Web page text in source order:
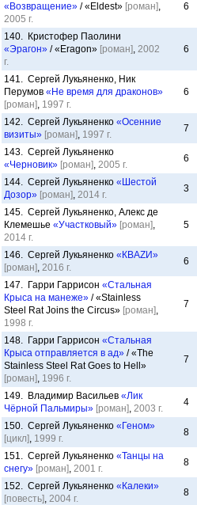
«Возвращение» / «Eldest» [роман],
2005 г.
6
140. Кристофер Паолини
«Эрагон» / «Eragon» [роман], 2002
г.
6
141. Сергей Лукьяненко, Ник
Перумов «Не время для драконов»
[роман], 1997 г.
6
142. Сергей Лукьяненко «Осенние
визиты» [роман], 1997 г.
7
143. Сергей Лукьяненко
«Черновик» [роман], 2005 г.
6
144. Сергей Лукьяненко «Шестой
Дозор» [роман], 2014 г.
3
145. Сергей Лукьяненко, Алекс де
Клемешье «Участковый» [роман],
2014 г.
5
146. Сергей Лукьяненко «КВАZИ»
[роман], 2016 г.
6
147. Гарри Гаррисон «Стальная
Крыса на манеже» / «Stainless
Steel Rat Joins the Circus» [роман],
1998 г.
7
148. Гарри Гаррисон «Стальная
Крыса отправляется в ад» / «The
Stainless Steel Rat Goes to Hell»
[роман], 1996 г.
7
149. Владимир Васильев «Лик
Чёрной Пальмиры» [роман], 2003 г.
4
150. Сергей Лукьяненко «Геном»
[цикл], 1999 г.
8
151. Сергей Лукьяненко «Танцы на
снегу» [роман], 2001 г.
8
152. Сергей Лукьяненко «Калеки»
[повесть], 2004 г.
8